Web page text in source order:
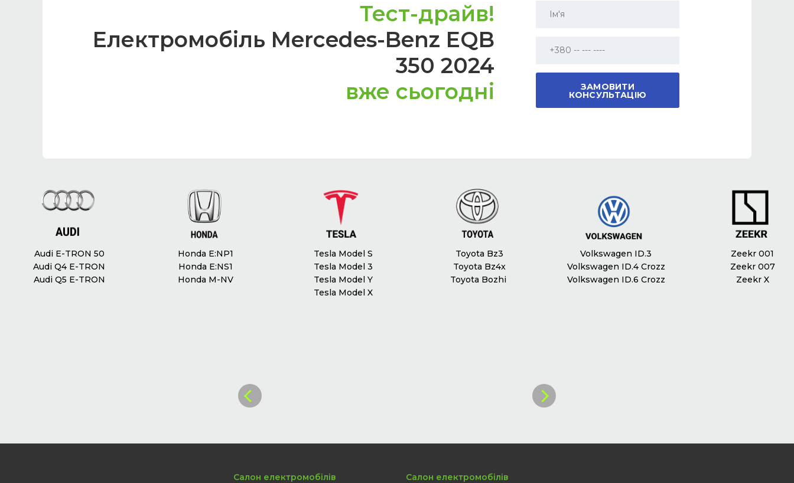
Шкіряне кермо
Так
Бездротове заряджання телефону
Електропривод дверей багажника
Так
Оздоблення сидінь
Пам`ять сидінь
Ні
Доступ в салон без ключа
Тест-драйв!
Електромобіль Mercedes-Benz EQB
350 2024
вже сьогодні
Audi E-TRON 50
Audi Q4 E-TRON
Audi Q5 E-TRON
Honda E:NP1
Honda E:NS1
Honda M-NV
Tesla Model S
Tesla Model 3
Tesla Model Y
Tesla Model X
Toyota Bz3
Toyota Bz4x
Toyota Bozhi
Volkswagen ID.3
Volkswagen ID.4 Crozz
Volkswagen ID.6 Crozz
Zeekr 001
Zeekr 007
Zeekr X
Салон електромобілів Салон електромобілів